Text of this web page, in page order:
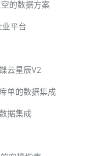
的数据方案
平台
云星辰V2
单的数据集成
据集成